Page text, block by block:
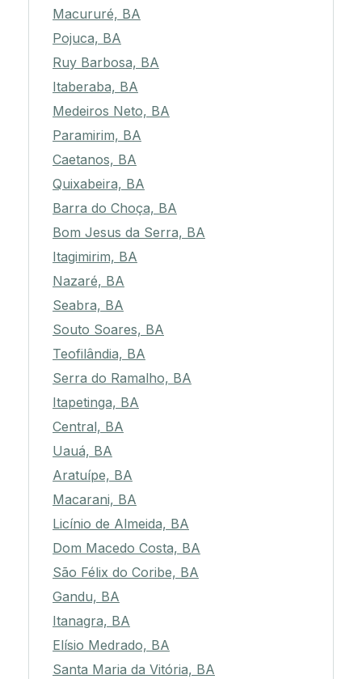
Macururé, BA
Pojuca, BA
Ruy Barbosa, BA
Itaberaba, BA
Medeiros Neto, BA
Paramirim, BA
Caetanos, BA
Quixabeira, BA
Barra do Choça, BA
Bom Jesus da Serra, BA
Itagimirim, BA
Nazaré, BA
Seabra, BA
Souto Soares, BA
Teofilândia, BA
Serra do Ramalho, BA
Itapetinga, BA
Central, BA
Uauá, BA
Aratuípe, BA
Macarani, BA
Licínio de Almeida, BA
Dom Macedo Costa, BA
São Félix do Coribe, BA
Gandu, BA
Itanagra, BA
Elísio Medrado, BA
Santa Maria da Vitória, BA